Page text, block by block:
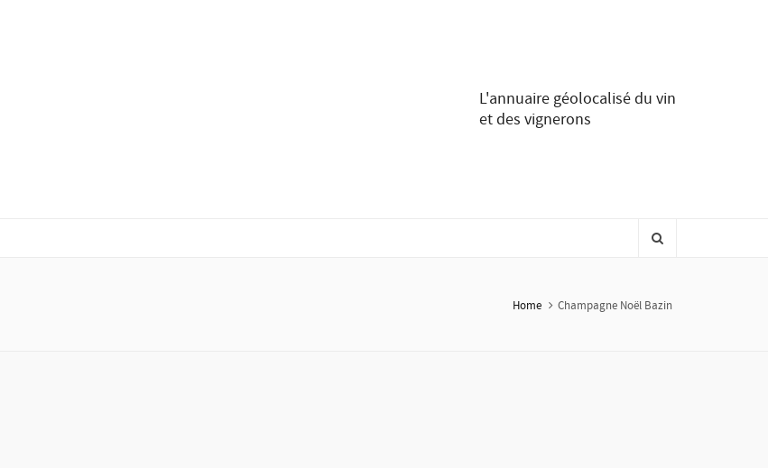
L'annuaire géolocalisé du vin
et des vignerons
Home Champagne Noël Bazin